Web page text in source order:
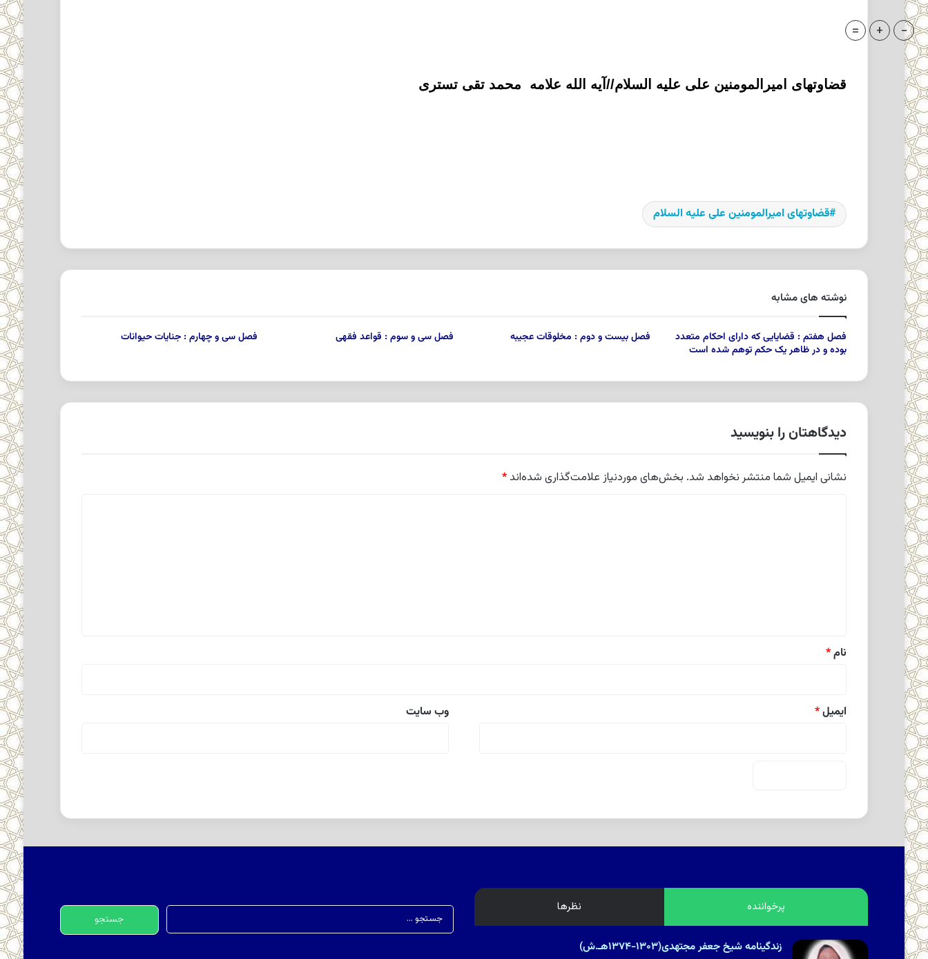
قضاوتهای امیرالمومنین علی علیه السلام//آیه الله علامه محمد تقی تستری
قضاوتهای امیرالمومنین علی علیه السلام
نوشته های مشابه
فصل هفتم : قضایایى که داراى احکام متعدد
بوده و در ظاهر یک حکم توهم شده است
فصل بیست و دوم : مخلوقات عجیبه فصل سى و سوم : قواعد فقهى فصل سى و چهارم : جنایات حیوانات
دیدگاهتان را بنویسید
نشانی ایمیل شما منتشر نخواهد شد. بخش‌های موردنیاز علامت‌گذاری شده‌اند *
نام*
ایمیل* وب‌ سایت
پرخواننده نظرها
زندگینامه شیخ جعفر مجتهدی(۱۳۰۳-۱۳۷۴هـ.ش)
جستجو
برای:
-
+
=